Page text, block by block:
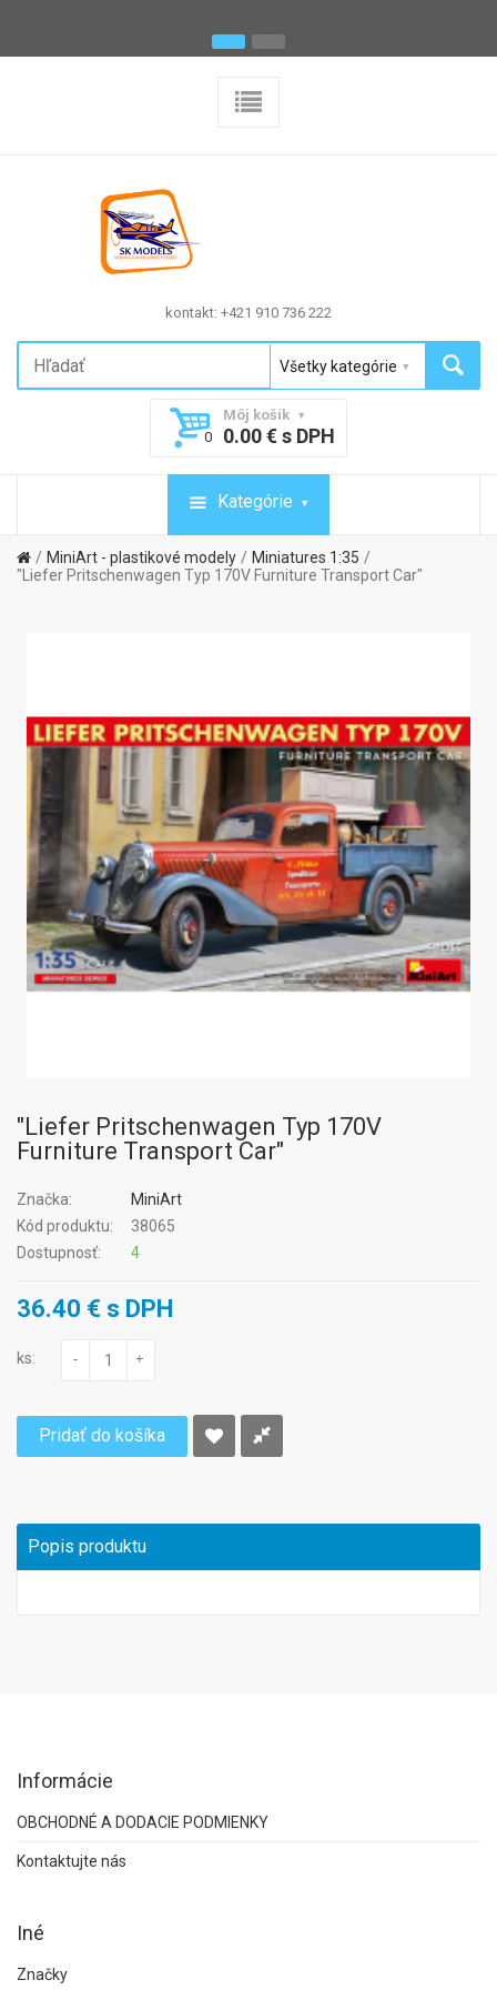
kontakt: +421 910 736 222
Môj košík
0
0.00 € s DPH
Kategórie
MiniArt - plastikové modely
Miniatures 1:35
"Liefer Pritschenwagen Typ 170V Furniture Transport Car"
"Liefer Pritschenwagen Typ 170V
Furniture Transport Car"
Značka:
MiniArt
Kód produktu:
38065
Dostupnosť:
4
36.40 € s DPH
ks: - +
Pridať do košíka
Popis produktu
Informácie
OBCHODNÉ A DODACIE PODMIENKY
Kontaktujte nás
Iné
Značky